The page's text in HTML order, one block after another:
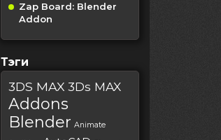
Zap Board: Blender
Addon
Тэги
3DS MAX 3Ds MAX
Addons
Blender Animate